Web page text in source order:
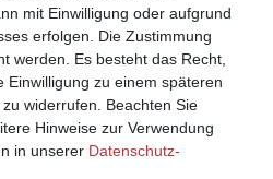
mit Einwilligung oder aufgrund
erfolgen. Die Zustimmung
werden. Es besteht das Recht,
Einwilligung zu einem späteren
widerrufen. Beachten Sie
Hinweise zur Verwendung
in unserer Daten­schutz­